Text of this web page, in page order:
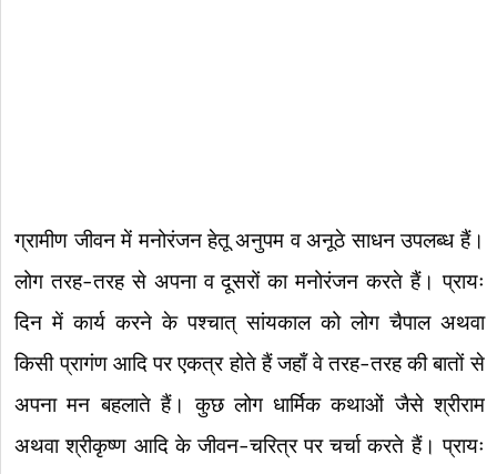
ग्रामीण जीवन में मनोरंजन हेतू अनुपम व अनूठे साधन उपलब्ध हैं।
लोग तरह-तरह से अपना व दूसरों का मनोरंजन करते हैं। प्रायः
दिन में कार्य करने के पश्चात् सांयकाल को लोग चैपाल अथवा
किसी प्रागंण आदि पर एकत्र होते हैं जहाँ वे तरह-तरह की बातों से
अपना मन बहलाते हैं। कुछ लोग धार्मिक कथाओं जैसे श्रीराम
अथवा श्रीकृष्ण आदि के जीवन-चरित्र पर चर्चा करते हैं। प्रायः